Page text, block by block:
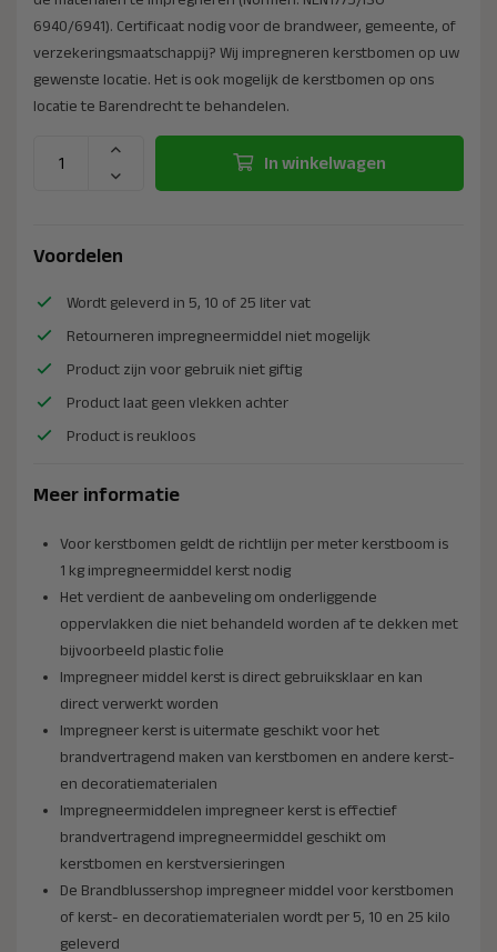
6940/6941). Certificaat nodig voor de brandweer, gemeente, of
verzekeringsmaatschappij? Wij impregneren kerstbomen op uw
gewenste locatie. Het is ook mogelijk de kerstbomen op ons
locatie te Barendrecht te behandelen.
In winkelwagen
Voordelen
Wordt geleverd in 5, 10 of 25 liter vat
Retourneren impregneermiddel niet mogelijk
Product zijn voor gebruik niet giftig
Product laat geen vlekken achter
Product is reukloos
Meer informatie
Voor kerstbomen geldt de richtlijn per meter kerstboom is
1 kg impregneermiddel kerst nodig
Het verdient de aanbeveling om onderliggende
oppervlakken die niet behandeld worden af te dekken met
bijvoorbeeld plastic folie
Impregneer middel kerst is direct gebruiksklaar en kan
direct verwerkt worden
Impregneer kerst is uitermate geschikt voor het
brandvertragend maken van kerstbomen en andere kerst-
en decoratiematerialen
Impregneermid­delen impregneer kerst is effectief
brandvertragend impregneermiddel geschikt om
kerstbomen en kerstversieringen
De Brandblussershop impregneer middel voor kerstbomen
of kerst- en decoratiematerialen wordt per 5, 10 en 25 kilo
geleverd